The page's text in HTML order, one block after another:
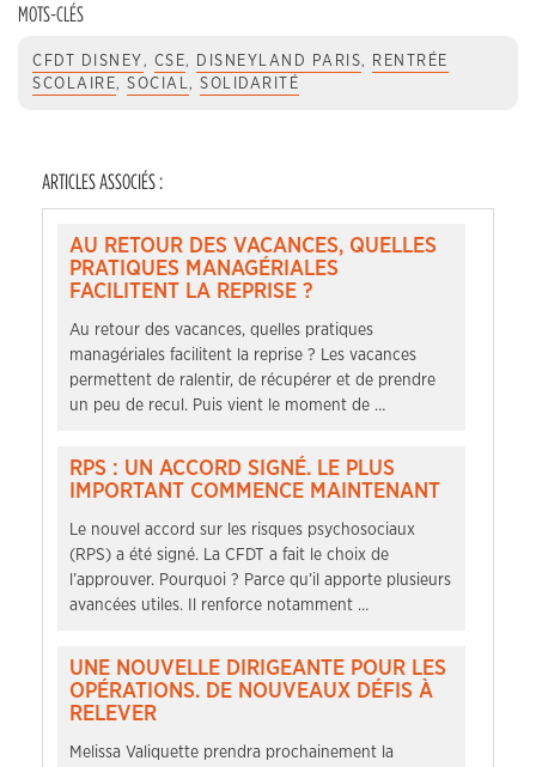
MOTS-CLÉS
CFDT DISNEY , CSE, DISNEYLAND PARIS,
RENTRÉE
SCOLAIRE, SOCIAL , SOLIDARITÉ
ARTICLES ASSOCIÉS :
AU RETOUR DES VACANCES, QUELLES
PRATIQUES MANAGÉRIALES
FACILITENT LA REPRISE ?
Au retour des vacances, quelles pratiques
managériales facilitent la reprise ? Les vacances
permettent de ralentir, de récupérer et de prendre
un peu de recul. Puis vient le moment de …
RPS : UN ACCORD SIGNÉ. LE PLUS
IMPORTANT COMMENCE MAINTENANT
Le nouvel accord sur les risques psychosociaux
(RPS) a été signé. La CFDT a fait le choix de
l’approuver. Pourquoi ? Parce qu’il apporte plusieurs
avancées utiles. Il renforce notamment …
UNE NOUVELLE DIRIGEANTE POUR LES
OPÉRATIONS. DE NOUVEAUX DÉFIS À
RELEVER
Melissa Valiquette prendra prochainement la